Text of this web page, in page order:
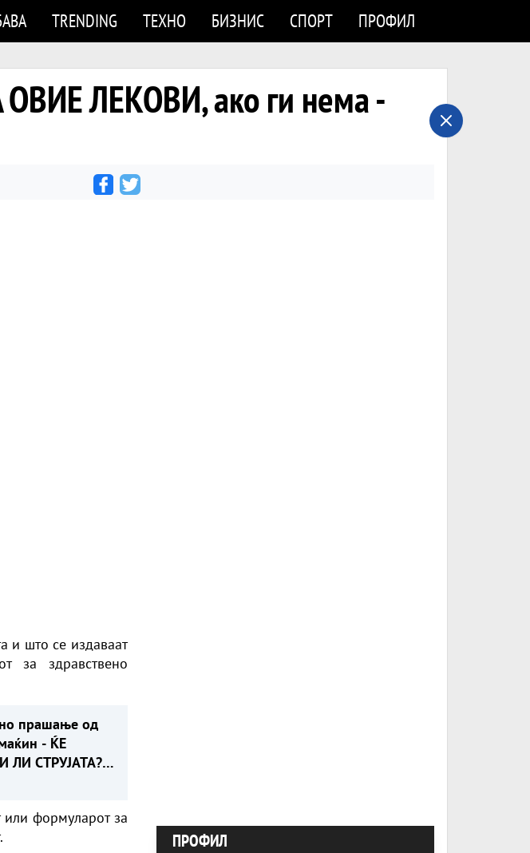
TRENDING ТЕХНО БИЗНИС СПОРТ ПРОФИЛ
ЛЕКОВИ, ако ги нема -
и што се издаваат
за здравствено
прашање од
- ЌЕ
ЛИ СТРУЈАТА?
или формуларот за
ПРОФИЛ